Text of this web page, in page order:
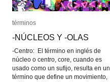
términos
-NÚCLEOS Y -OLAS
-Centro: El término en inglés de
núcleo o centro, core, cuando es
usado como un sufijo, resulta en un
término que define un movimiento,
términos
-NÚCLEOS Y -OLAS